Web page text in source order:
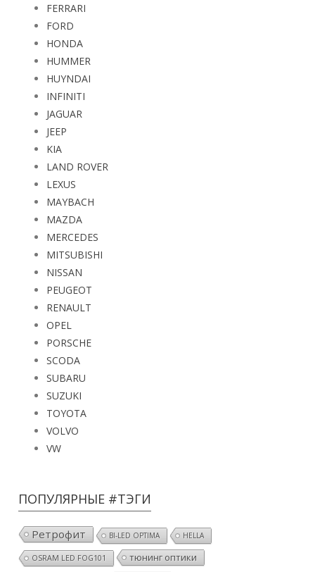
FERRARI
FORD
HONDA
HUMMER
HUYNDAI
INFINITI
JAGUAR
JEEP
KIA
LAND ROVER
LEXUS
MAYBACH
MAZDA
MERCEDES
MITSUBISHI
NISSAN
PEUGEOT
RENAULT
OPEL
PORSCHE
SCODA
SUBARU
SUZUKI
TOYOTA
VOLVO
VW
ПОПУЛЯРНЫЕ #ТЭГИ
Ретрофит BI-LED OPTIMA HELLA
OSRAM LED FOG101 тюнинг оптики